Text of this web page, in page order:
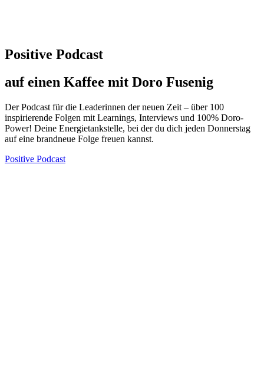
Positive Podcast
auf einen Kaffee mit Doro Fusenig
Der Podcast für die Leaderinnen der neuen Zeit – über 100
inspirierende Folgen mit Learnings, Interviews und 100% Doro-
Power! Deine Energietankstelle, bei der du dich jeden Donnerstag
auf eine brandneue Folge freuen kannst.
Positive Podcast